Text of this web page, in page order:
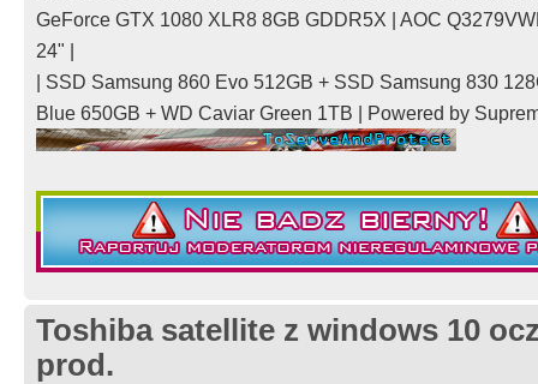
GeForce GTX 1080 XLR8 8GB GDDR5X | AOC
24" |
| SSD Samsung 860 Evo 512GB + SSD Samsung 830
Blue 650GB + WD Caviar Green 1TB | Powered by
Toshiba satellite z windows 10
prod.